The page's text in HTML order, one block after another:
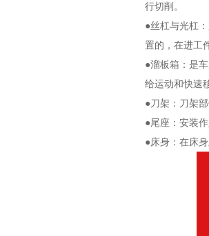
行切削。
●丝杠与光杠
置的，在进工
●溜板箱：是
给运动和快速
●刀架：刀架
●尾座：安装
●床身：在床